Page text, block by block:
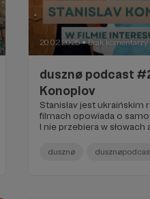
20.02.2025 ● Brak komentarzy
dusznø podcast
Konoplov
Stanislav jest ukraińskim
filmach opowiada o
I nie przebiera w słowach
dusznø